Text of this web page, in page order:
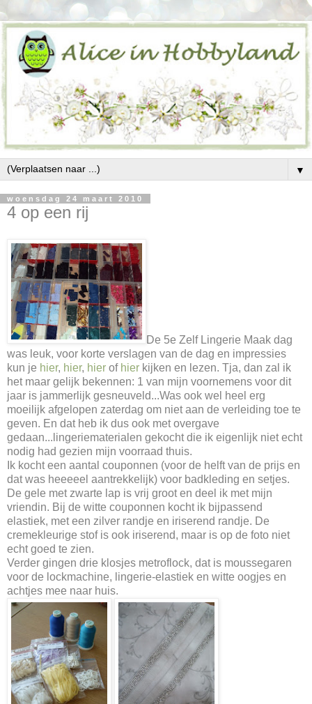
▼
woensdag 24 maart 2010
4 op een rij
De 5e Zelf Lingerie Maak dag
was leuk, voor korte verslagen van de dag en impressies
kun je hier, hier, hier of hier kijken en lezen. Tja, dan zal ik
het maar gelijk bekennen: 1 van mijn voornemens voor dit
jaar is jammerlijk gesneuveld...Was ook wel heel erg
moeilijk afgelopen zaterdag om niet aan de verleiding toe te
geven. En dat heb ik dus ook met overgave
gedaan...lingeriematerialen gekocht die ik eigenlijk niet echt
nodig had gezien mijn voorraad thuis.
Ik kocht een aantal couponnen (voor de helft van de prijs en
dat was heeeeel aantrekkelijk) voor badkleding en setjes.
De gele met zwarte lap is vrij groot en deel ik met mijn
vriendin. Bij de witte couponnen kocht ik bijpassend
elastiek, met een zilver randje en iriserend randje. De
cremekleurige stof is ook iriserend, maar is op de foto niet
echt goed te zien.
Verder gingen drie klosjes metroflock, dat is moussegaren
voor de lockmachine, lingerie-elastiek en witte oogjes en
achtjes mee naar huis.